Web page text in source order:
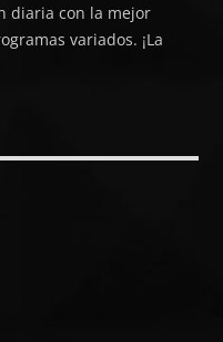
diaria con la mejor
variados. ¡La